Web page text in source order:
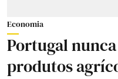
Economia
Portugal
produtos